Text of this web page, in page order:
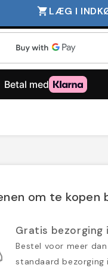
shopping_cart LÆG I
om te kopen
Gratis bezorging
Bestel voor meer
standaard bezorging